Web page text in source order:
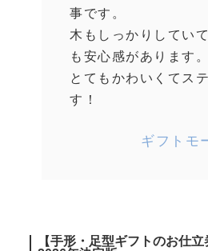
事です。
木もしっかりしてい
も安心感があります。
とてもかわいくてス
す！
ギフトモ